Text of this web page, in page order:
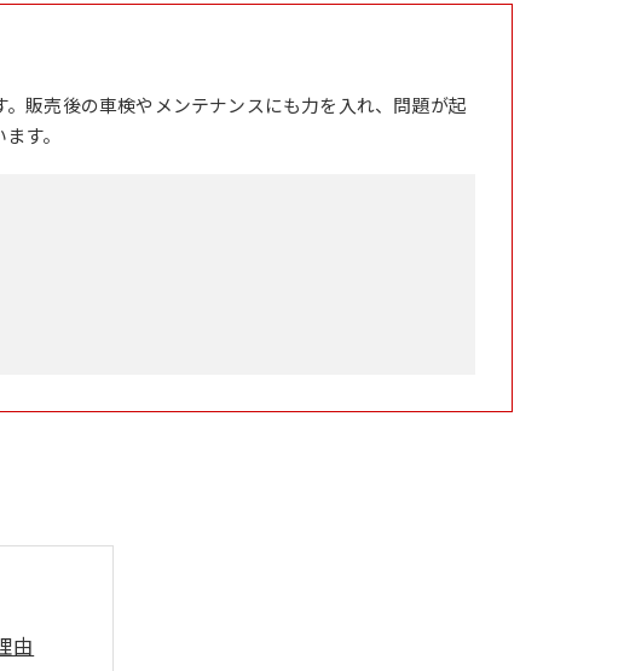
販売後の車検やメンテナンスにも力を入れ、問題が起
す。
由